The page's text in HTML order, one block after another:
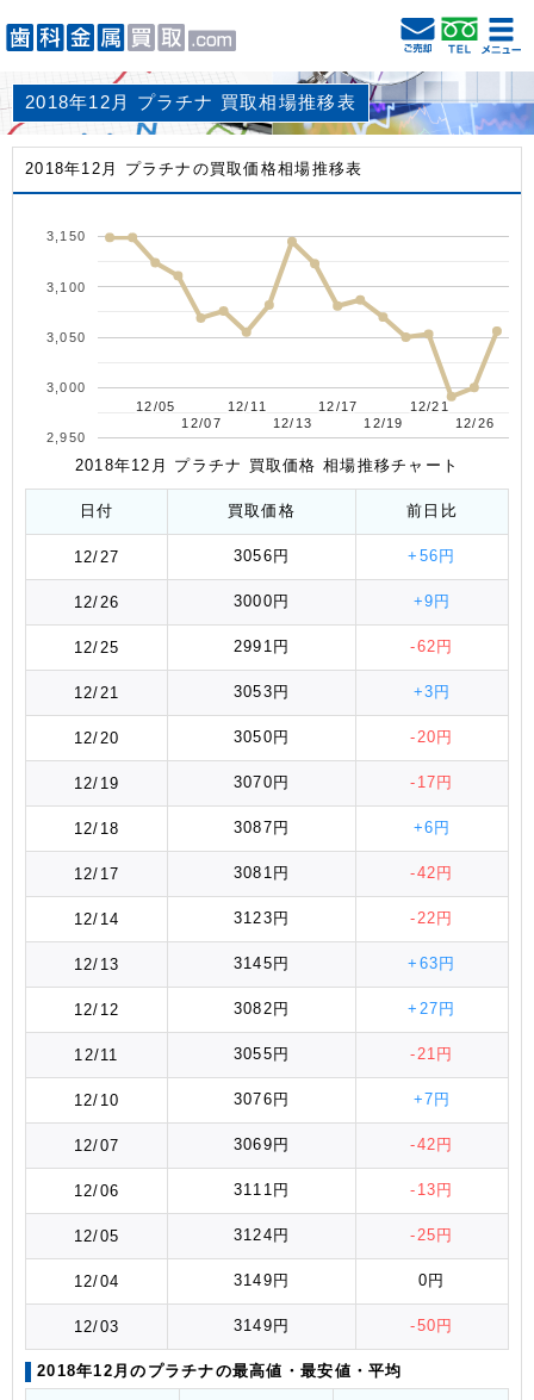
2018年12月 プラチナ 買取相場推移表
2018年12月 プラチナの買取価格相場推移表
12/05
12/05
12/07
12/07
12/11
12/11
12/13
12/13
12/17
12/17
12/19
12/19
12/21
12/21
12/26
12/26
2,950
3,000
3,050
3,100
3,150
2018年12月 プラチナ 買取価格 相場推移チャート
日付 買取価格 前日比
12/27 3056円 +56円
12/26 3000円 +9円
12/25 2991円 -62円
12/21 3053円 +3円
12/20 3050円 -20円
12/19 3070円 -17円
12/18 3087円 +6円
12/17 3081円 -42円
12/14 3123円 -22円
12/13 3145円 +63円
12/12 3082円 +27円
12/11 3055円 -21円
12/10 3076円 +7円
12/07 3069円 -42円
12/06 3111円 -13円
12/05 3124円 -25円
12/04 3149円 0円
12/03 3149円 -50円
2018年12月のプラチナの最高値 ・最安値 ・平均